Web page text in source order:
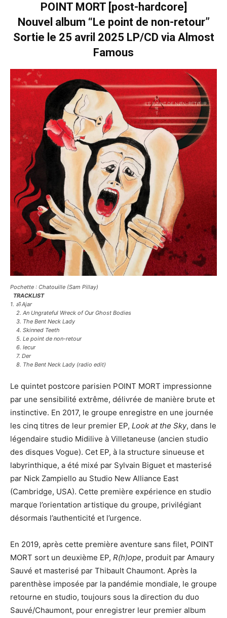
POINT MORT [post-hardcore]
Nouvel album “Le point de non-retour”
Sortie le 25 avril 2025 LP/CD via Almost
Famous
Pochette : Chatouille (Sam Pillay)
TRACKLIST
1. ॐ Ajar
2. An Ungrateful Wreck of Our Ghost Bodies
3. The Bent Neck Lady
4. Skinned Teeth
5. Le point de non-retour
6. Iecur
7. Der
8. The Bent Neck Lady (radio edit)
Le quintet postcore parisien POINT MORT impressionne
par une sensibilité extrême, délivrée de manière brute et
instinctive. En 2017, le groupe enregistre en une journée
les cinq titres de leur premier EP, Look at the Sky, dans le
légendaire studio Midilive à Villetaneuse (ancien studio
des disques Vogue). Cet EP, à la structure sinueuse et
labyrinthique, a été mixé par Sylvain Biguet et masterisé
par Nick Zampiello au Studio New Alliance East
(Cambridge, USA). Cette première expérience en studio
marque l’orientation artistique du groupe, privilégiant
désormais l’authenticité et l’urgence.
En 2019, après cette première aventure sans filet, POINT
MORT sort un deuxième EP, R(h)ope, produit par Amaury
Sauvé et masterisé par Thibault Chaumont. Après la
parenthèse imposée par la pandémie mondiale, le groupe
retourne en studio, toujours sous la direction du duo
Sauvé/Chaumont, pour enregistrer leur premier album